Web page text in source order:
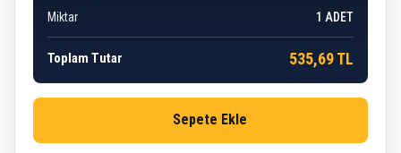
Miktar
1 ADET
Toplam Tutar 535,69 TL
Sepete Ekle